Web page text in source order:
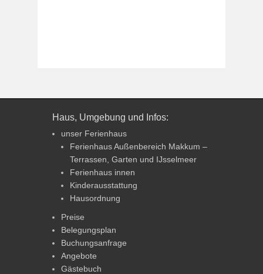
Haus, Umgebung und Infos:
unser Ferienhaus
Ferienhaus Außenbereich Makkum –
Terrassen, Garten und IJsselmeer
Ferienhaus innen
Kinderausstattung
Hausordnung
Preise
Belegungsplan
Buchungsanfrage
Angebote
Gästebuch